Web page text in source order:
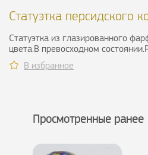
Статуэтка персидского
Статуэтка из глазированного
цвета.В превосходном
В избранное
Просмотренные ранее